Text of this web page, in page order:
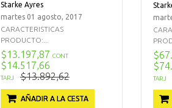
Starke Ayres
martes 01 agosto, 2017
CARACTERISTICAS
PRODUCTO:...
$13.197,87 CONT
$14.517,66
TARJ $13.892,62
AÑADIR A LA CESTA
TARJ